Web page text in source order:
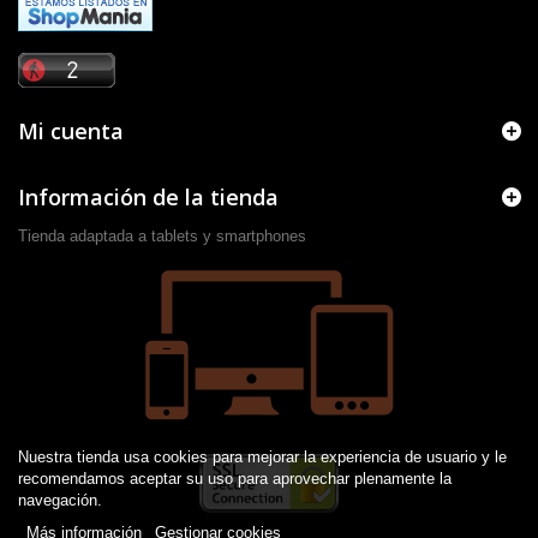
Nuestra tienda usa cookies para mejorar la experiencia de usuario y le
recomendamos aceptar su uso para aprovechar plenamente la
navegación.
Más información
Gestionar cookies
Mi cuenta
Información de la tienda
Tienda adaptada a tablets y smartphones